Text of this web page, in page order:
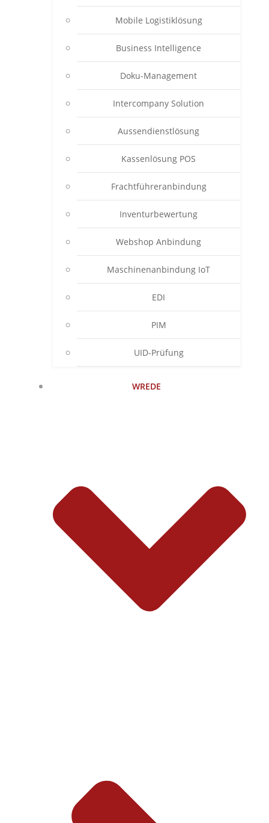
Mobile Logistiklösung
Business Intelligence
Doku-Management
Intercompany Solution
Aussendienstlösung
Kassenlösung POS
Frachtführeranbindung
Inventurbewertung
Webshop Anbindung
Maschinenanbindung IoT
EDI
PIM
UID-Prüfung
WREDE